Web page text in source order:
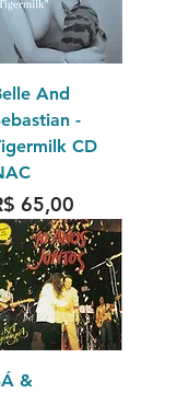
And
-
CD
65,00
&